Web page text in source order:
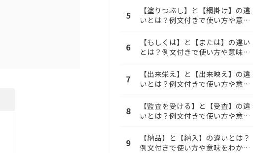
5
【塗りつぶし】と【網掛け】の違
いとは？例文付きで使い方や意味
6
【もしくは】と【または】の違い
とは？例文付きで使い方や意味を
7
【出来栄え】と【出来映え】の違
いとは？例文付きで使い方や意味
8
【監査を受ける】と【受査】の違
いとは？例文付きで使い方や意味
9
【納品】と【納入】の違いとは？
例文付きで使い方や意味をわかり